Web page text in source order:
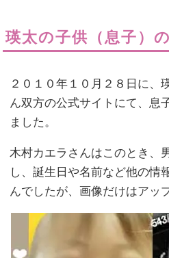
瑛太の子供（息子）
２０１０年１０月２８日に、
ん双方の公式サイトにて、息
ました。
木村カエラさんはこのとき、
し、誕生日や名前など他の情
んでしたが、画像だけはアッ